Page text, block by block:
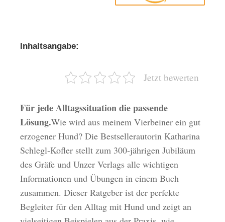
Inhaltsangabe:
Jetzt bewerten
Für jede Alltagssituation die passende
Lösung.Wie wird aus meinem Vierbeiner ein gut
erzogener Hund? Die Bestsellerautorin Katharina
Schlegl-Kofler stellt zum 300-jährigen Jubiläum
des Gräfe und Unzer Verlags alle wichtigen
Informationen und Übungen in einem Buch
zusammen. Dieser Ratgeber ist der perfekte
Begleiter für den Alltag mit Hund und zeigt an